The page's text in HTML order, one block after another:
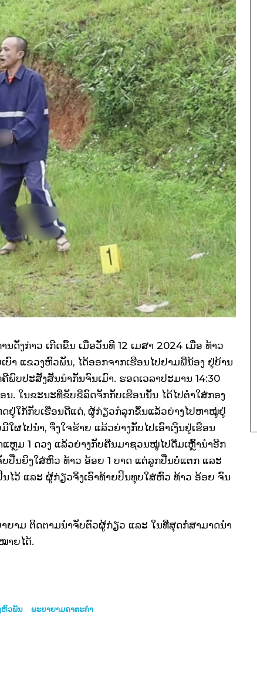
ດັ່ງກ່າວ ເກີດຂຶ້ນ ເມື່ອວັນທີ 12 ເມສາ 2024 ເມື່ອ ທ້າວ
າ ແຂວງຫົວພັນ, ໄດ້ອອກຈາກເຮືອນໄປຢາມພີ່ນ້ອງ ຢູ່ບ້ານ
ພົບປະສັງສັນນຳກັນຈົນເມົາ. ຮອດເວລາປະມານ 14:30
ນ. ໃນຂະນະທີ່ຂັບຂີ່ລົດຈັກກັບເຮືອນນັ້ນ ໄດ້ໄປຕຳໃສ່ກອງ
ດຢູ່ໃກ້ກັບເຮືອນດີແດ່, ຜູ້ກ່ຽວກໍລຸກຂຶ້ນແລ້ວຍ່າງໄປຫາໝູ່ຢູ່
ຜໄປນຳ, ຈຶ່ງໃຈຮ້າຍ ແລ້ວຍ່າງກັບໄປເອົາເງິນຢູ່ເຮືອນ
ຫຼມ 1 ດວງ ແລ້ວຍ່າງກັບຄືນມາຊວນໝູ່ໄປດື່ມເຫຼົ້ານຳອີກ
ປືນຍິງໃສ່ຫົວ ທ້າວ ອ້ອຍ 1 ບາດ ແຕ່ລູກປືນບໍ່ແຕກ ແລະ
ໄວ້ ແລະ ຜູ້ກ່ຽວຈຶ່ງເອົາທ້າຍປຶນທຸບໃສ່ຫົວ ທ້າວ ອ້ອຍ ຈົນ
າຍາມ ຕິດຕາມນຳຈັບຕົວຜູ້ກ່ຽວ ແລະ ໃນທີ່ສຸດກໍ່ສາມາດນຳ
າຍໄດ້.
ຫົວ​ພັນ ພະຍາຍາມຄາຕະກຳ